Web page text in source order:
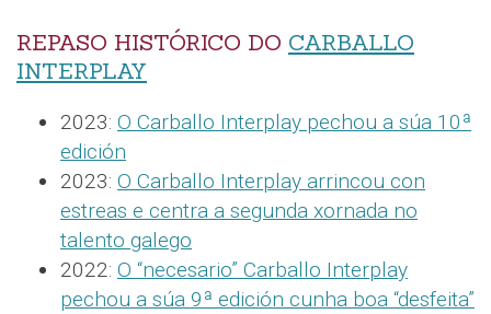
REPASO HISTÓRICO DO CARBALLO
INTERPLAY
2023: O Carballo Interplay pechou a súa 10ª
edición
2023: O Carballo Interplay arrincou con
estreas e centra a segunda xornada no
talento galego
2022: O “necesario” Carballo Interplay
pechou a súa 9ª edición cunha boa “desfeita”